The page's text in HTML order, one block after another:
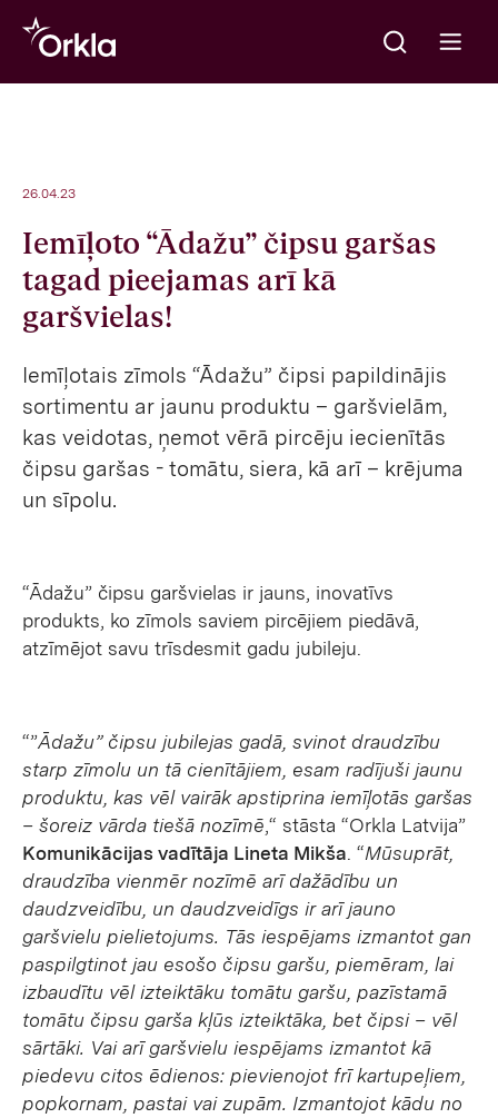
Go to frontpage
Meklēt
26.04.23
Iemīļoto “Ādažu” čipsu garšas
tagad pieejamas arī kā
garšvielas!
Iemīļotais zīmols “Ādažu” čipsi papildinājis
sortimentu ar jaunu produktu – garšvielām,
kas veidotas, ņemot vērā pircēju iecienītās
čipsu garšas - tomātu, siera, kā arī – krējuma
un sīpolu.
“Ādažu” čipsu garšvielas ir jauns, inovatīvs
produkts, ko zīmols saviem pircējiem piedāvā,
atzīmējot savu trīsdesmit gadu jubileju.
“”Ādažu” čipsu jubilejas gadā, svinot draudzību
starp zīmolu un tā cienītājiem, esam radījuši jaunu
produktu, kas vēl vairāk apstiprina iemīļotās garšas
– šoreiz vārda tiešā nozīmē ,“ stāsta “Orkla Latvija”
Komunikācijas vadītāja Lineta Mikša . “Mūsuprāt,
draudzība vienmēr nozīmē arī dažādību un
daudzveidību, un daudzveidīgs ir arī jauno
garšvielu pielietojums. Tās iespējams izmantot gan
paspilgtinot jau esošo čipsu garšu, piemēram, lai
izbaudītu vēl izteiktāku tomātu garšu, pazīstamā
tomātu čipsu garša kļūs izteiktāka, bet čipsi – vēl
sārtāki. Vai arī garšvielu iespējams izmantot kā
piedevu citos ēdienos: pievienojot frī kartupeļiem,
popkornam, pastai vai zupām. Izmantojot kādu no